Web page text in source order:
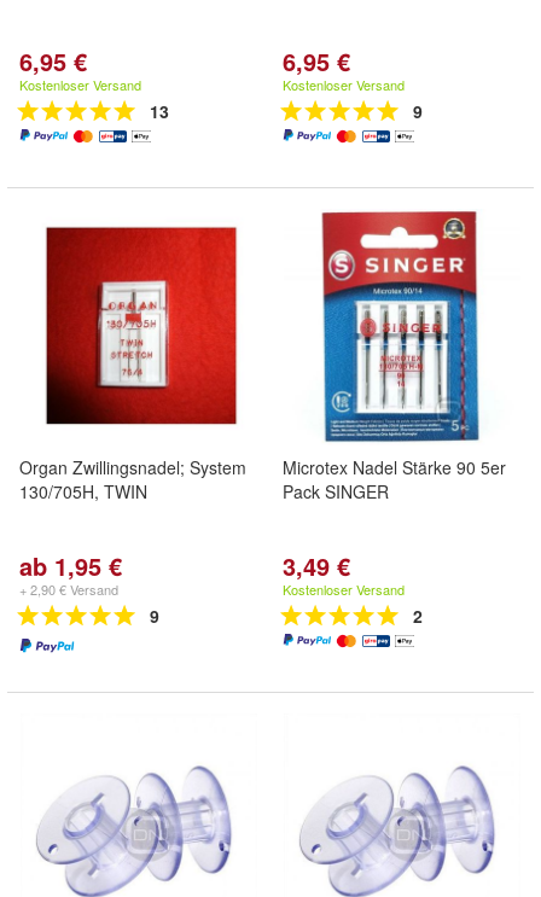
6,95 €
Kostenloser Versand
13
6,95 €
Kostenloser Versand
9
Organ Zwillingsnadel; System
130/705H, TWIN
ab 1,95 €
+ 2,90 € Versand
9
Microtex Nadel Stärke 90 5er
Pack SINGER
3,49 €
Kostenloser Versand
2